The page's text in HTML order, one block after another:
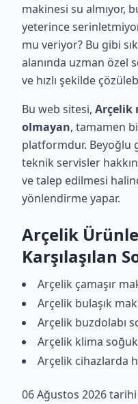
makinesi su almıyor,
yeterince
mu veriyor? Bu gibi
alanında uzman özel
ve hızlı şekilde
Bu web sitesi, Arçelik
olmayan, tamamen
platformdur. Beyoğlu
teknik servisler
ve talep edilmesi
yönlendirme yapar.
Arçelik
Karşılaşılan
Arçelik çamaşır
Arçelik bulaşık
Arçelik buzdolabı
Arçelik klima
Arçelik cihazlarda
06 Ağustos 2026